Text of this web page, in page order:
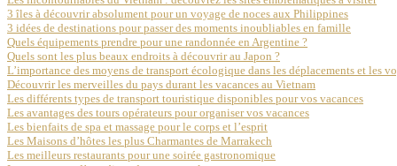
3 îles à découvrir absolument pour un voyage de noces aux Philippines
3 idées de destinations pour passer des moments inoubliables en famille
Quels équipements prendre pour une randonnée en Argentine ?
Quels sont les plus beaux endroits à découvrir au Japon ?
L’importance des moyens de transport écologique dans les déplacements et les
Découvrir les merveilles du pays durant les vacances au Vietnam
Les différents types de transport touristique disponibles pour vos vacances
Les avantages des tours opérateurs pour organiser vos vacances
Les bienfaits de spa et massage pour le corps et l’esprit
Les Maisons d’hôtes les plus Charmantes de Marrakech
Les meilleurs restaurants pour une soirée gastronomique